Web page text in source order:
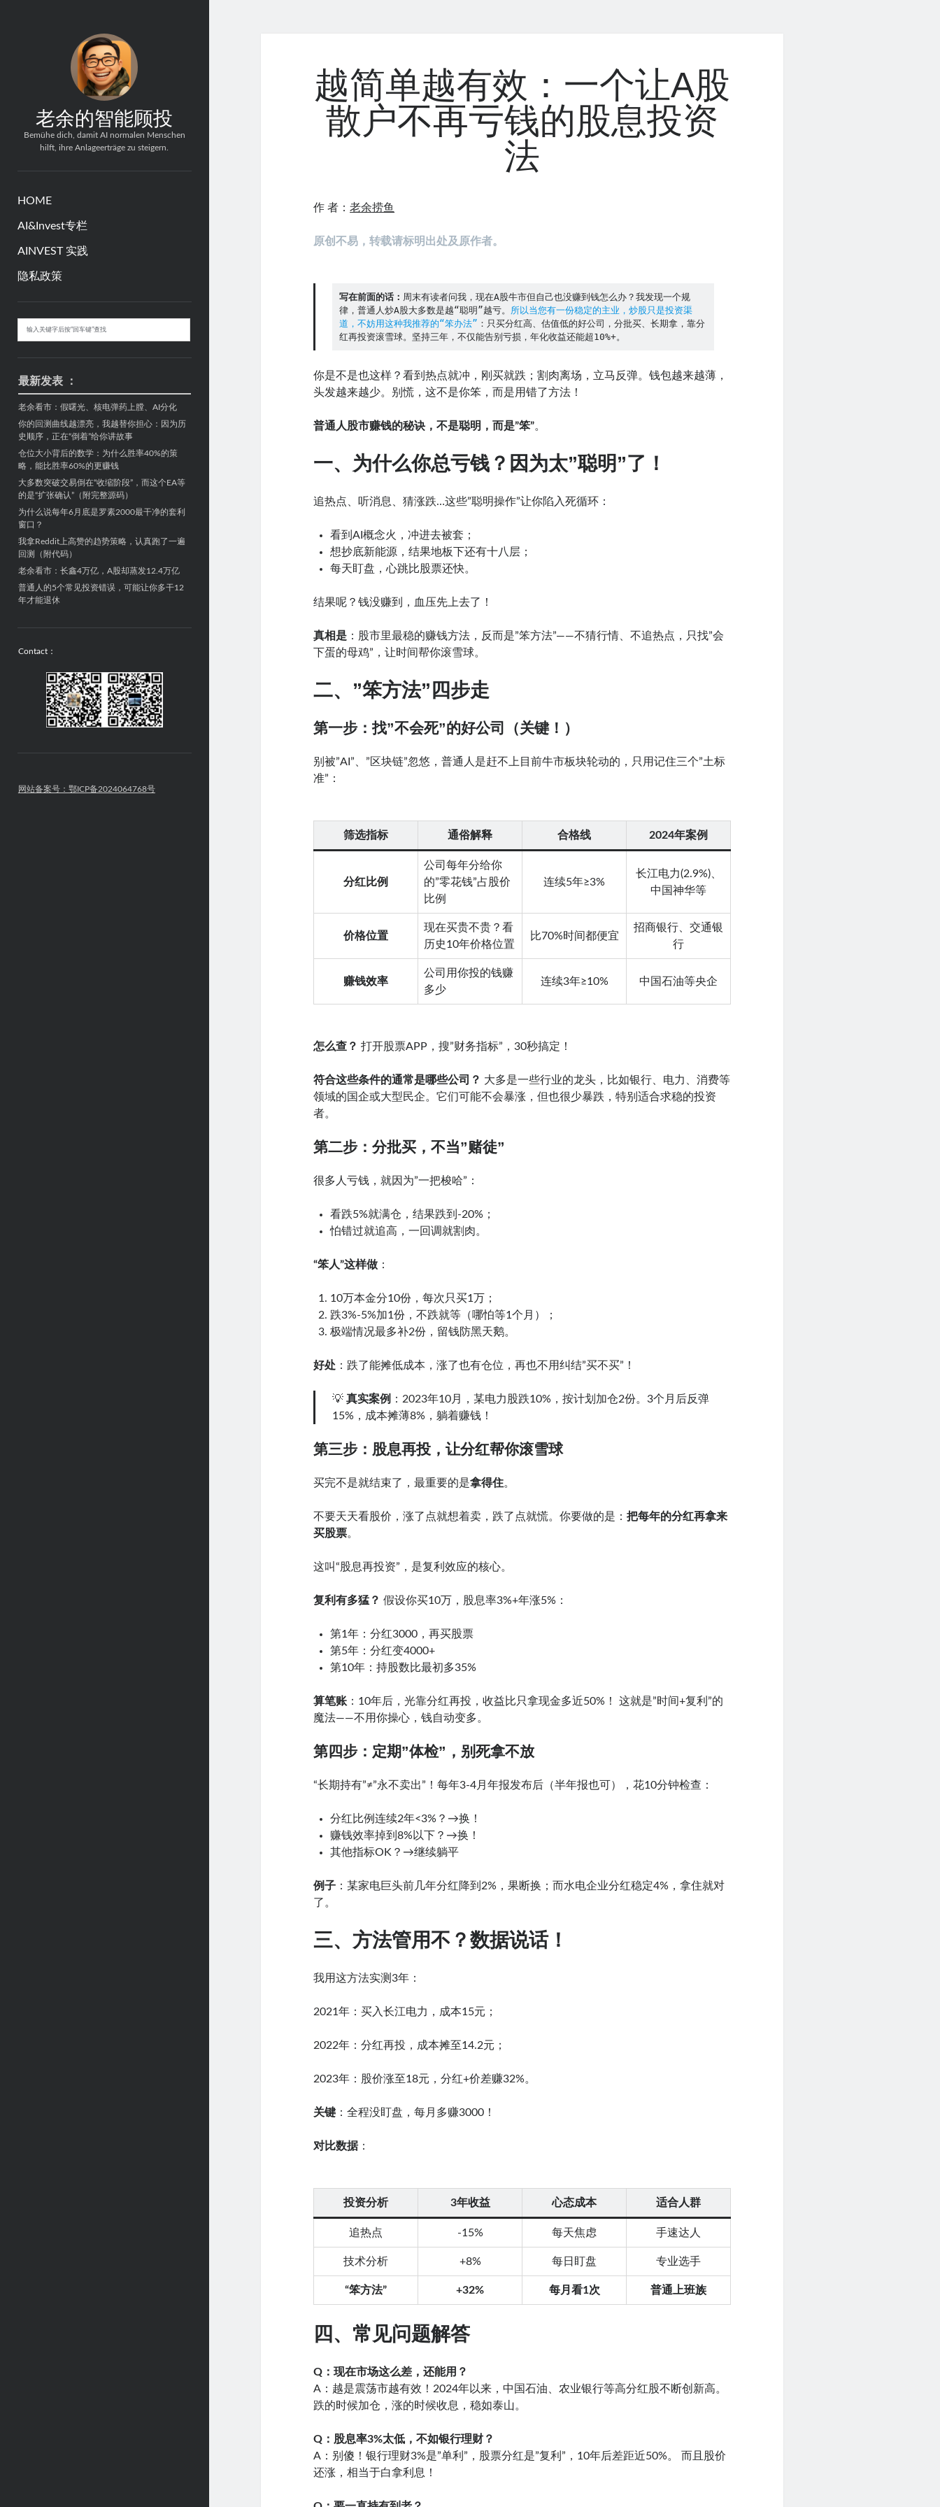
老余的智能顾投
Bemühe dich, damit AI normalen Menschen
hilft, ihre Anlageerträge zu steigern.
HOME
AI&Invest专栏
AINVEST 实践
隐私政策
Sidebar
最新发表 ：
老余看市：假曙光、核电弹药上膛、AI分化
你的回测曲线越漂亮，我越替你担心：因为历
史顺序，正在“倒着”给你讲故事
仓位大小背后的数学：为什么胜率40%的策
略，能比胜率60%的更赚钱
大多数突破交易倒在“收缩阶段”，而这个EA等
的是“扩张确认”（附完整源码）
为什么说每年6月底是罗素2000最干净的套利
窗口？
我拿Reddit上高赞的趋势策略，认真跑了一遍
回测（附代码）
老余看市：长鑫4万亿，A股却蒸发12.4万亿
普通人的5个常见投资错误，可能让你多干12
年才能退休
Contact：
网站备案号：鄂ICP备2024064768号
越简单越有效：一个让A股
散户不再亏钱的股息投资
法
作 者：老余捞鱼
原创不易，转载请标明出处及原作者。
写在前面的话： 周末有读者问我，现在A股牛市但自己也没赚到钱怎么办？我发现一个规
律，普通人炒A股大多数是越“聪明”越亏。 所以当您有一份稳定的主业，炒股只是投资渠
道，不妨用这种我推荐的“笨办法” ：只买分红高、估值低的好公司，分批买、长期拿，靠分
红再投资滚雪球。坚持三年，不仅能告别亏损，年化收益还能超10%+。
你是不是也这样？看到热点就冲，刚买就跌；割肉离场，立马反弹。钱包越来越薄，
头发越来越少。别慌，这不是你笨，而是用错了方法！
普通人股市赚钱的秘诀，不是聪明，而是”笨”。
一、为什么你总亏钱？因为太”聪明”了！
追热点、听消息、猜涨跌…这些”聪明操作”让你陷入死循环：
看到AI概念火，冲进去被套；
想抄底新能源，结果地板下还有十八层；
每天盯盘，心跳比股票还快。
结果呢？钱没赚到，血压先上去了！
真相是 ：股市里最稳的赚钱方法，反而是”笨方法”——不猜行情、不追热点，只找”会
下蛋的母鸡”，让时间帮你滚雪球。
二、”笨方法”四步走
第一步：找”不会死”的好公司（关键！）
别被”AI”、”区块链”忽悠，普通人是赶不上目前牛市板块轮动的，只用记住三个”土标
准”：
筛选指标 通俗解释 合格线 2024年案例
分红比例
公司每年分给你
的”零花钱”占股价
比例
连续5年≥3%
长江电力(2.9%)、
中国神华等
价格位置
现在买贵不贵？看
历史10年价格位置
比70%时间都便宜
招商银行、交通银
行
赚钱效率
公司用你投的钱赚
多少
连续3年≥10% 中国石油等央企
怎么查？ 打开股票APP，搜”财务指标”，30秒搞定！
符合这些条件的通常是哪些公司？ 大多是一些行业的龙头，比如银行、电力、消费等
领域的国企或大型民企。它们可能不会暴涨，但也很少暴跌，特别适合求稳的投资
者。
第二步：分批买，不当”赌徒”
很多人亏钱，就因为”一把梭哈”：
看跌5%就满仓，结果跌到-20%；
怕错过就追高，一回调就割肉。
“笨人”这样做 ：
10万本金分10份，每次只买1万；
跌3%-5%加1份，不跌就等（哪怕等1个月）；
极端情况最多补2份，留钱防黑天鹅。
好处 ：跌了能摊低成本，涨了也有仓位，再也不用纠结”买不买”！
💡真实案例
：2023年10月，某电力股跌10%，按计划加仓2份。3个月后反弹
15%，成本摊薄8%，躺着赚钱！
第三步：股息再投，让分红帮你滚雪球
买完不是就结束了，最重要的是拿得住。
不要天天看股价，涨了点就想着卖，跌了点就慌。你要做的是：把每年的分红再拿来
买股票。
这叫“股息再投资”，是复利效应的核心。
复利有多猛？ 假设你买10万，股息率3%+年涨5%：
第1年：分红3000，再买股票
第5年：分红变4000+
第10年：持股数比最初多35%
算笔账 ：10年后，光靠分红再投，收益比只拿现金多近50%！ 这就是”时间+复利”的
魔法——不用你操心，钱自动变多。
第四步：定期”体检”，别死拿不放
“长期持有”≠”永不卖出”！每年3-4月年报发布后（半年报也可），花10分钟检查：
分红比例连续2年<3%？→换！
赚钱效率掉到8%以下？→换！
其他指标OK？→继续躺平
例子 ：某家电巨头前几年分红降到2%，果断换；而水电企业分红稳定4%，拿住就对
了。
三、方法管用不？数据说话！
我用这方法实测3年：
2021年：买入长江电力，成本15元；
2022年：分红再投，成本摊至14.2元；
2023年：股价涨至18元，分红+价差赚32%。
关键 ：全程没盯盘，每月多赚3000！
对比数据：
投资分析 3年收益 心态成本 适合人群
追热点 -15% 每天焦虑 手速达人
技术分析 +8% 每日盯盘 专业选手
“笨方法” +32% 每月看1次 普通上班族
四、常见问题解答
Q：现在市场这么差，还能用？
A：越是震荡市越有效！2024年以来，中国石油、农业银行等高分红股不断创新高。
跌的时候加仓，涨的时候收息，稳如泰山。
Q：股息率3%太低，不如银行理财？
A：别傻！银行理财3%是”单利”，股票分红是”复利”，10年后差距近50%。 而且股价
还涨，相当于白拿利息！